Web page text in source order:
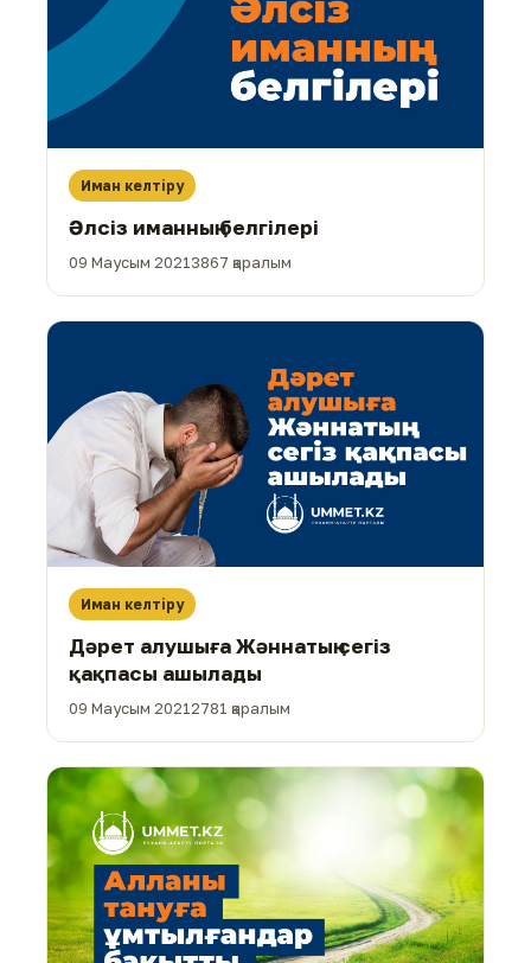
Иман келтіру
Әлсіз иманның белгілері
09 Маусым 20213867 қаралым
Иман келтіру
Дәрет алушыға Жәннатың сегіз
қақпасы ашылады
09 Маусым 20212781 қаралым